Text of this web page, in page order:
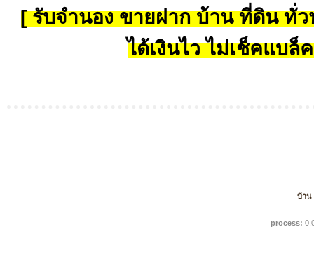
[ รับจำนอง ขายฝาก บ้าน ที่ดิน ทั่ว
ได้เงินไว ไม่เช็คแบล็
บ้าน
process: